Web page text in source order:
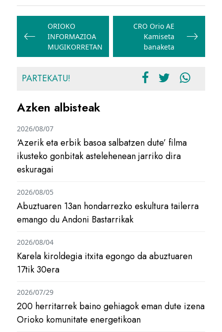
Bidalketetan
zehar
nabigatu
ORIOKO
INFORMAZIOA
MUGIKORRETAN
CRO Orio AE
Kamiseta
banaketa
PARTEKATU!
Azken albisteak
‘Azerik eta erbik basoa salbatzen dute’ filma
ikusteko gonbitak astelehenean jarriko dira
eskuragai
2026/08/07
Abuztuaren 13an hondarrezko eskultura tailerra
emango du Andoni Bastarrikak
2026/08/05
Karela kiroldegia itxita egongo da abuztuaren
17tik 30era
2026/08/04
200 herritarrek baino gehiagok eman dute izena
Orioko komunitate energetikoan
2026/07/29